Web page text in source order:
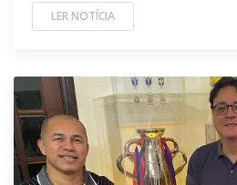
LER NOTÍCIA